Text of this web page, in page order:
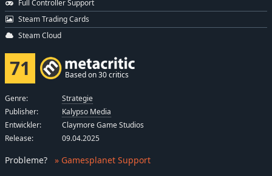
Full Controller Support
Steam Trading Cards
Steam Cloud
71 Based on 30 critics
Genre:
Strategie
Publisher:
Kalypso Media
Entwickler:
Claymore Game Studios
Release:
09.04.2025
Probleme? » Gamesplanet Support